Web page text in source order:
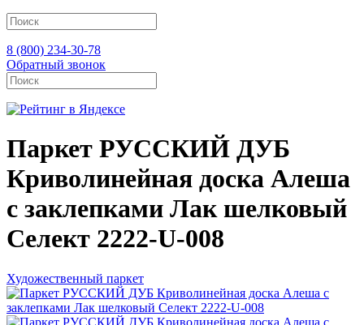
8 (800) 234-30-78
Обратный звонок
Паркет РУССКИЙ ДУБ
Криволинейная доска Алеша
с заклепками Лак шелковый
Селект 2222-U-008
Художественный паркет